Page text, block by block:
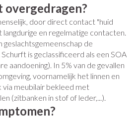
door direct contact "huid
en regelmatige contacten.
geslachtsgemeenschap de
is geclassificeerd als een SOA
aandoening). In 5% van de gevallen
voornamelijk het linnen en
via meubilair bekleed met
(zitbanken in stof of leder,...).